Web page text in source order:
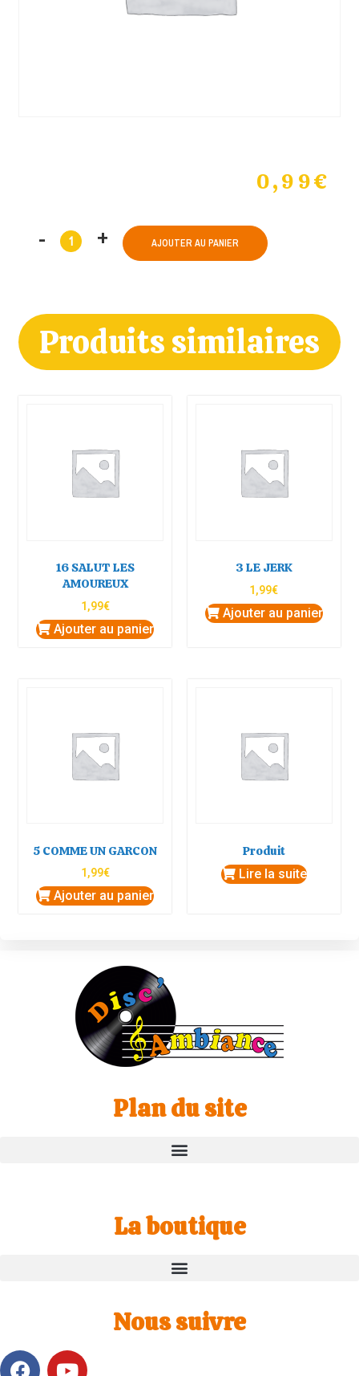
0,99€
AJOUTER AU PANIER
Produits similaires
16 SALUT LES
AMOUREUX
1,99€
Ajouter au panier
3 LE JERK
1,99€
Ajouter au panier
5 COMME UN GARCON
1,99€
Ajouter au panier
Produit
Lire la suite
Plan du site
La boutique
Nous suivre